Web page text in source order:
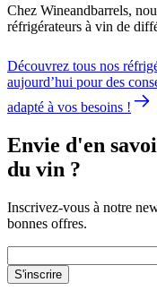
Chez Wineandbarrels,
réfrigérateurs à vin de
Découvrez tous nos
aujourd’hui pour des
adapté à vos besoins !
Envie d'en
du vin ?
Inscrivez-vous à notre
bonnes offres.
S'inscrire